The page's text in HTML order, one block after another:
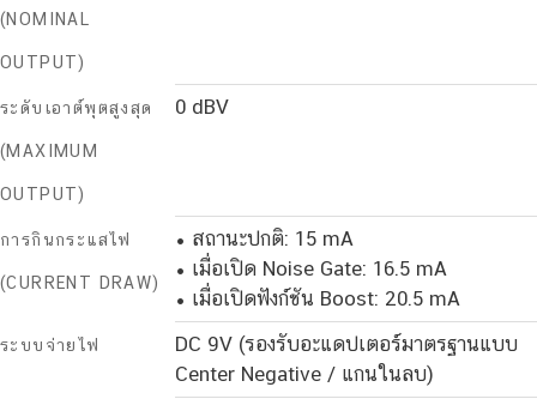
(NOMINAL
OUTPUT)
ระดับเอาต์พุตสูงสุด
(MAXIMUM
OUTPUT)
0 dBV
การกินกระแสไฟ
(CURRENT DRAW)
• สถานะปกติ: 15 mA
• เมื่อเปิด Noise Gate: 16.5 mA
• เมื่อเปิดฟังก์ชัน Boost: 20.5 mA
ระบบจ่ายไฟ
DC 9V (รองรับอะแดปเตอร์มาตรฐานแบบ
Center Negative / แกนในลบ)